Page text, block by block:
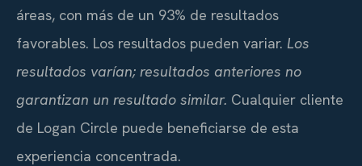
áreas, con más de un 93% de resultados
favorables. Los resultados pueden variar. Los
resultados varían; resultados anteriores no
garantizan un resultado similar. Cualquier cliente
de Logan Circle puede beneficiarse de esta
experiencia concentrada.